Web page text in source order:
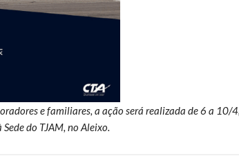
e familiares, a ação será realizada de 6 a 10/4,
do TJAM, no Aleixo.